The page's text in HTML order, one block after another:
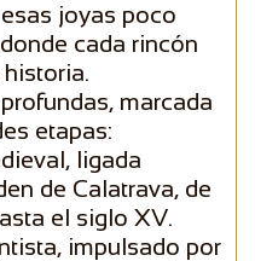
joyas poco
cada rincón
marcada
etapas:
ligada
de Calatrava, de
el siglo XV.
impulsado por